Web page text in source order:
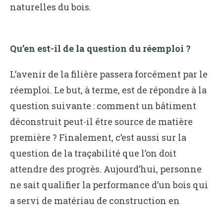
naturelles du bois.
Qu’en est-il de la question du réemploi ?
L’avenir de la filière passera forcément par le
réemploi. Le but, à terme, est de répondre à la
question suivante : comment un bâtiment
déconstruit peut-il être source de matière
première ? Finalement, c’est aussi sur la
question de la traçabilité que l’on doit
attendre des progrès. Aujourd’hui, personne
ne sait qualifier la performance d’un bois qui
a servi de matériau de construction en